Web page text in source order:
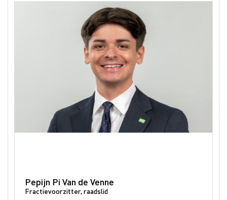
Pepijn Pi Van de Venne
Fractievoorzitter, raadslid